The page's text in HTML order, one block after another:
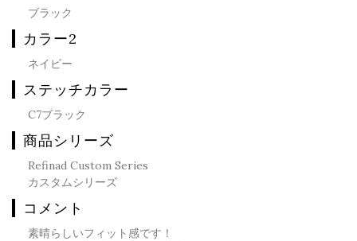
ブラック
カラー2
ネイビー
ステッチカラー
C7ブラック
商品シリーズ
Refinad Custom Series
カスタムシリーズ
コメント
素晴らしいフィット感です！